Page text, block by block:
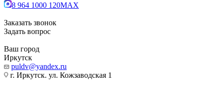
8 964 1000 120MAX
Заказать звонок
Задать вопрос
Ваш город
Иркутск
puldv@yandex.ru
г. Иркутск. ул. Кожзаводская 1